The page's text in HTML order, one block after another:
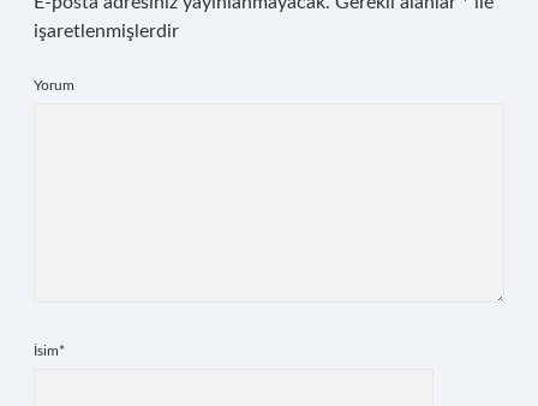
işaretlenmişlerdir
Yorum
İsim*